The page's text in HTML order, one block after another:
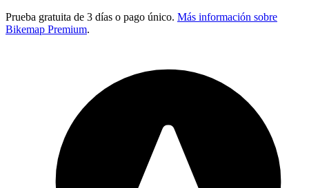
Prueba gratuita de 3 días o pago único. Más información sobre
Bikemap Premium.